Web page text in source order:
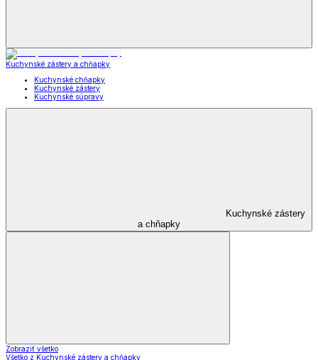
Kuchynské zástery a chňapky
Kuchynské chňapky
Kuchynské zástery
Kuchynské súpravy
Kuchynské zástery
a chňapky
Zobraziť všetko
Všetko z Kuchynské zástery a chňapky